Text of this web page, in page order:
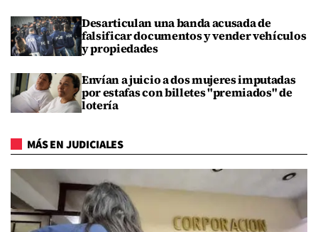
Desarticulan una banda acusada de
falsificar documentos y vender vehículos
y propiedades
Envían a juicio a dos mujeres imputadas
por estafas con billetes "premiados" de
lotería
MÁS EN JUDICIALES